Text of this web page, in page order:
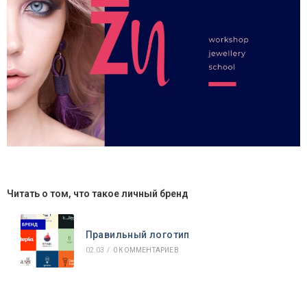
Читать о том, что такое личный бренд
Правильный логотип
02.03 / 0 КОММЕНТАРИЕВ